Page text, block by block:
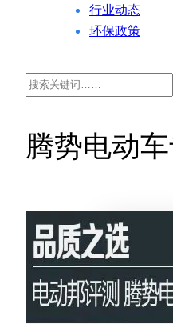
行业动态
环保政策
Search
腾势电动